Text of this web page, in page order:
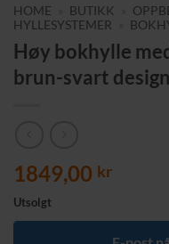
HOME BUTIKK
HYLLESYSTEMER
Høy bokhylle
brun-svart design
1849,00 kr
Utsolgt